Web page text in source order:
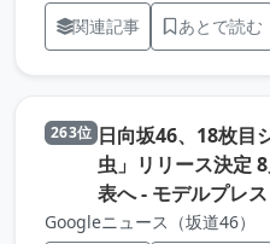
関連記事
あとで読む
263位 日向坂46、18枚目
虫」リリース決定
表へ - モデルプレス
Googleニュース（坂道46）